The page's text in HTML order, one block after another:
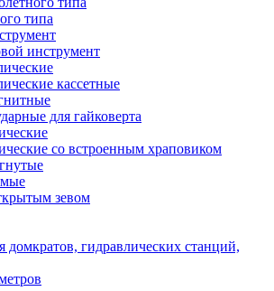
типа
инструмент
кассетные
для гайковерта
со встроенным храповиком
зевом
гидравлических станций,